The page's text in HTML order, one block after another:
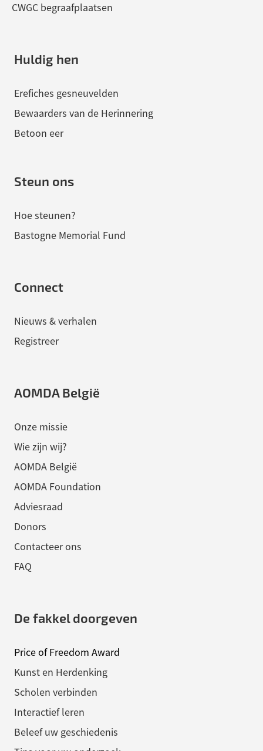
CWGC begraafplaatsen
Huldig hen
Erefiches gesneuvelden
Bewaarders van de Herinnering
Betoon eer
Steun ons
Hoe steunen?
Bastogne Memorial Fund
Connect
Nieuws & verhalen
Registreer
AOMDA België
Onze missie
Wie zijn wij?
AOMDA België
AOMDA Foundation
Adviesraad
Donors
Contacteer ons
FAQ
De fakkel doorgeven
Price of Freedom Award
Kunst en Herdenking
Scholen verbinden
Interactief leren
Beleef uw geschiedenis